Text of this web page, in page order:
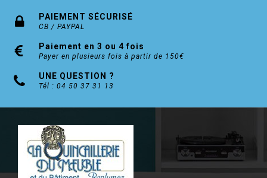
PAIEMENT SÉCURISÉ
CB / PAYPAL
Paiement en 3 ou 4 fois
Payer en plusieurs fois à partir de 150€
UNE QUESTION ?
Tél : 04 50 37 31 13